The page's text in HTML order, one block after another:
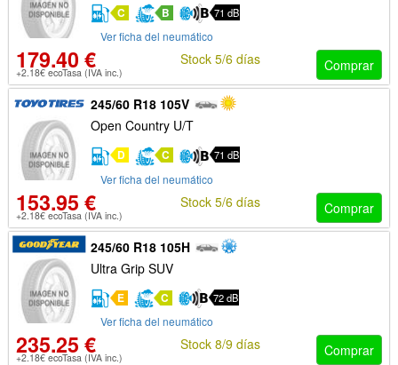
C B 71 dB
Ver ficha del neumático
179.40 €
+2.18€ ecoTasa (IVA inc.) Comprar
Stock 5/6 días
245/60 R18 105V
Open Country U/T
D C 71 dB
Ver ficha del neumático
153.95 €
+2.18€ ecoTasa (IVA inc.) Comprar
Stock 5/6 días
245/60 R18 105H
Ultra Grip SUV
E C 72 dB
Ver ficha del neumático
235.25 €
+2.18€ ecoTasa (IVA inc.) Comprar
Stock 8/9 días